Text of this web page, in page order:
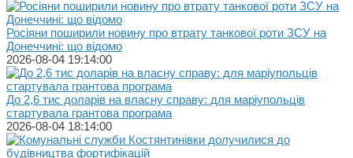
Росіяни поширили новину про втрату танкової роти ЗСУ на
Донеччині: що відомо
2026-08-04 19:14:00
До 2,6 тис доларів на власну справу: для маріупольців
стартувала грантова програма
2026-08-04 18:14:00